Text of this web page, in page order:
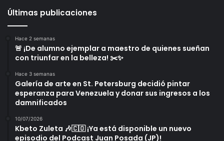
Últimas publicaciones
Hace 2 semanas
🚨 ¡De alumno ejemplar a maestro de quienes sueñan
con triunfar en la belleza! ✂️✨
Hace 3 semanas
Galería de arte en St. Petersburg decidió pintar
esperanza para Venezuela y donar sus ingresos a los
damnificados
10/07/2026
Kbeto Zuleta 🎶🇨🇴 ¡Ya está disponible un nuevo
episodio del Podcast Juan Posada (JP)!